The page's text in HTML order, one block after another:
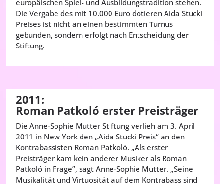
europäischen Spiel- und Ausbildungstradition stehen.
Die Vergabe des mit 10.000 Euro dotieren Aida Stucki
Preises ist nicht an einen bestimmten Turnus
gebunden, sondern erfolgt nach Entscheidung der
Stiftung.
2011:
Roman Patkoló erster Preisträger
Die Anne-Sophie Mutter Stiftung verlieh am 3. April
2011 in New York den „Aida Stucki Preis“ an den
Kontrabassisten Roman Patkoló. „Als erster
Preisträger kam kein anderer Musiker als Roman
Patkoló in Frage”, sagt Anne-Sophie Mutter. „Seine
Musikalität und Virtuosität auf dem Kontrabass sind